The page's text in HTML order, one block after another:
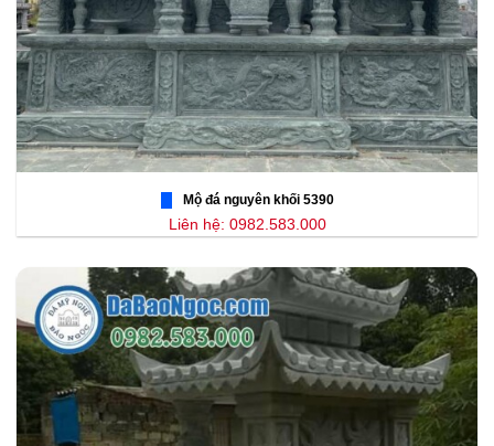
Mộ đá nguyên khối 5390
Liên hệ: 0982.583.000